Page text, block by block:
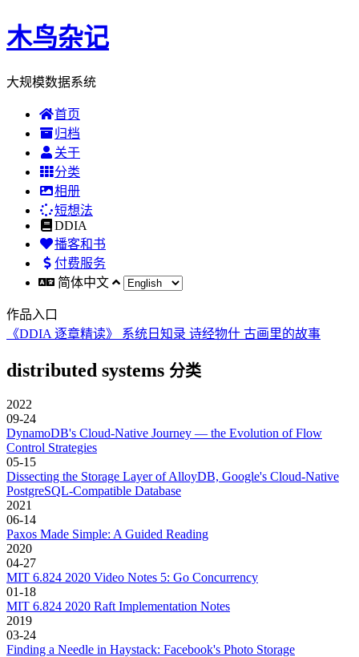
木鸟杂记
大规模数据系统
首页
归档
关于
分类
相册
短想法
DDIA
播客和书
付费服务
简体中文
作品入口
《DDIA 逐章精读》 系统日知录 诗经物什 古画里的故事
distributed systems 分类
2022
09-24
DynamoDB's Cloud-Native Journey — the Evolution of Flow
Control Strategies
05-15
Dissecting the Storage Layer of AlloyDB, Google's Cloud-Native
PostgreSQL-Compatible Database
2021
06-14
Paxos Made Simple: A Guided Reading
2020
04-27
MIT 6.824 2020 Video Notes 5: Go Concurrency
01-18
MIT 6.824 2020 Raft Implementation Notes
2019
03-24
Finding a Needle in Haystack: Facebook's Photo Storage